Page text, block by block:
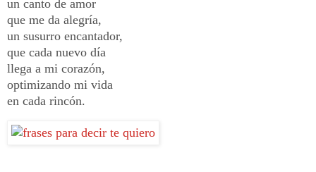
un canto de amor
que me da alegría,
un susurro encantador,
que cada nuevo día
llega a mi corazón,
optimizando mi vida
en cada rincón.